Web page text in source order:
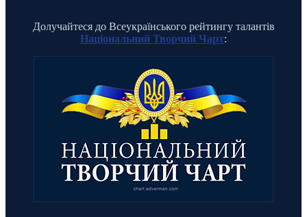
Долучайтеся до Всеукраїнського рейтингу талантів
Національний Творчий Чарт: